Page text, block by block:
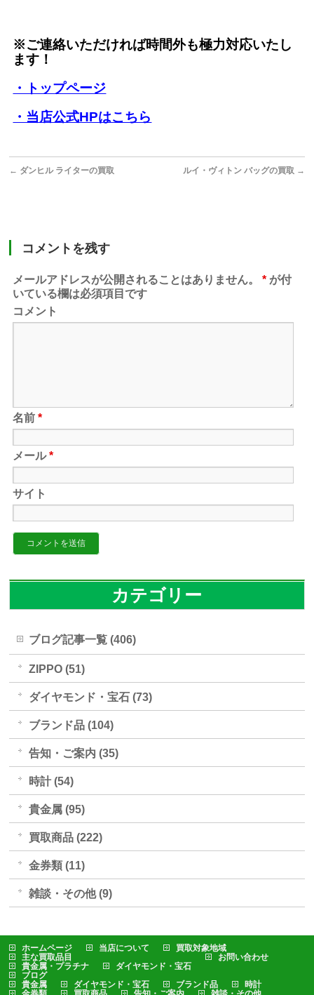
※ご連絡いただければ時間外も極力対応いたし
ます！
・トップページ
・当店公式HPはこちら
← ダンヒル ライターの買取 ルイ・ヴィトン バッグの買取 →
コメントを残す
メールアドレスが公開されることはありません。 * が付
いている欄は必須項目です
コメント
名前*
メール*
サイト
カテゴリー
ブログ記事一覧 (406)
ZIPPO (51)
ダイヤモンド・宝石 (73)
ブランド品 (104)
告知・ご案内 (35)
時計 (54)
貴金属 (95)
買取商品 (222)
金券類 (11)
雑談・その他 (9)
ホームページ 当店について
買取対象地域
主な買取品目
貴金属・プラチナ
ダイヤモンド・宝石
お問い合わせ
ブログ
貴金属
ダイヤモンド・宝石 ブランド品
時計